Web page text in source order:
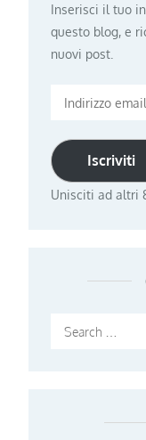
Inserisci il tuo
questo blog, e
nuovi post.
Indirizzo
Iscriviti
Unisciti ad altri
Search